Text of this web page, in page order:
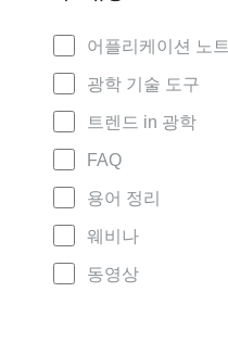
어플리케이션 노트
광학 기술 도구
트렌드 in 광학
FAQ
용어 정리
웨비나
동영상